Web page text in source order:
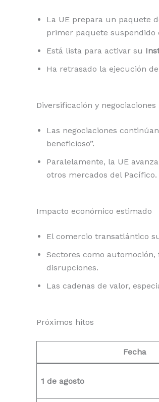
La UE prepara un paquete
primer paquete suspendido
Está lista para activar su
Ha retrasado la ejecución
Diversificación y negociaciones
Las negociaciones
beneficioso”.
Paralelamente, la UE
otros mercados del Pacífico.
Impacto económico estimado
El comercio transatlántico
Sectores como
disrupciones.
Las cadenas de valor,
Próximos hitos
Fecha
1 de agosto